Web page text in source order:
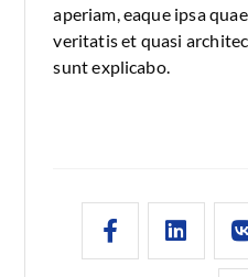
aperiam, eaque ipsa
veritatis et quasi
sunt explicabo.